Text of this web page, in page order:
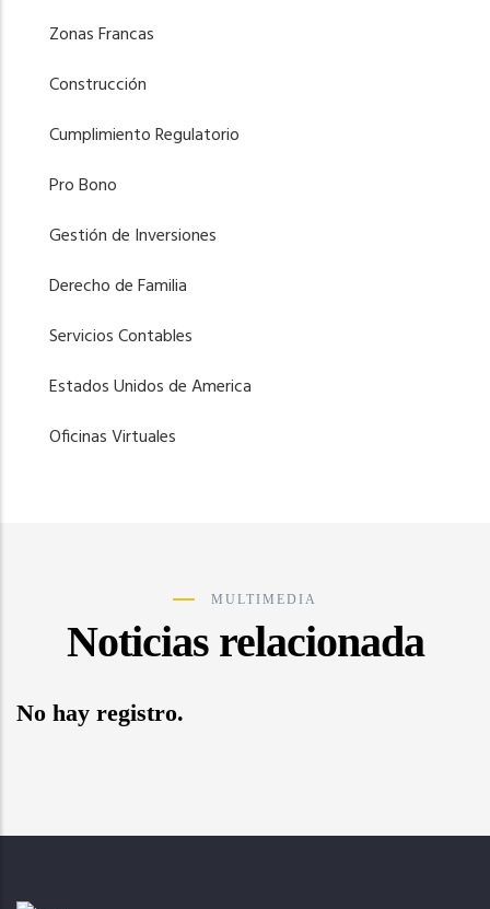
Zonas Francas
Construcción
Cumplimiento Regulatorio
Pro Bono
Gestión de Inversiones
Derecho de Familia
Servicios Contables
Estados Unidos de America
Oficinas Virtuales
MULTIMEDIA
Noticias relacionada
No hay registro.